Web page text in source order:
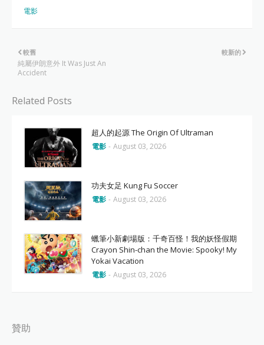
電影
較新的
較舊
純屬伊朗意外 It Was Just An
Accident
Related Posts
超人的起源 The Origin Of Ultraman
電影 - August 03, 2026
功夫女足 Kung Fu Soccer
電影 - August 03, 2026
蠟筆小新劇場版：千奇百怪！我的妖怪假期
Crayon Shin-chan the Movie: Spooky! My
Yokai Vacation
電影 - August 03, 2026
贊助